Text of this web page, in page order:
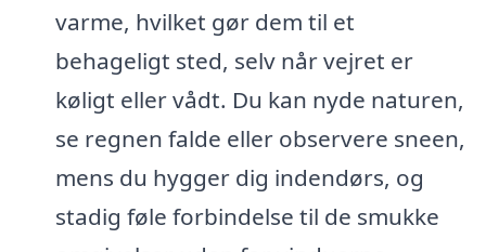
varme, hvilket gør dem til et
behageligt sted, selv når vejret er
køligt eller vådt. Du kan nyde naturen,
se regnen falde eller observere sneen,
mens du hygger dig indendørs, og
stadig føle forbindelse til de smukke